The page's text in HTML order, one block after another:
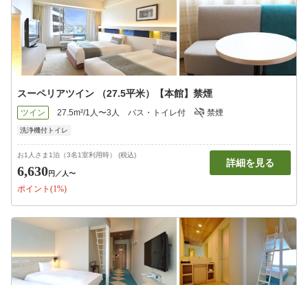
スーペリアツイン （27.5平米）【本館】禁煙
ツイン 27.5m²/1人〜3人 バス・トイレ付 禁煙
洗浄機付トイレ
お1人さま1泊（3名1室利用時） (税込)
6,630円 ／人〜
ポイント(1%)
詳細を見る